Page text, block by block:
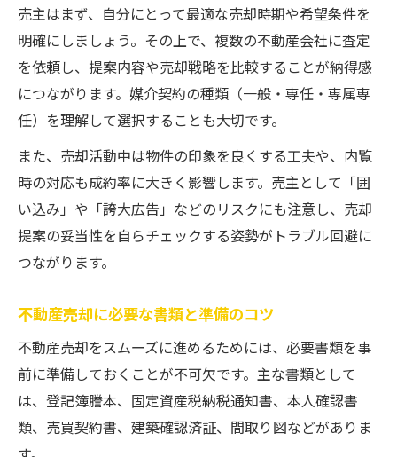
売主はまず、自分にとって最適な売却時期や希望条件を
明確にしましょう。その上で、複数の不動産会社に査定
を依頼し、提案内容や売却戦略を比較することが納得感
につながります。媒介契約の種類（一般・専任・専属専
任）を理解して選択することも大切です。
また、売却活動中は物件の印象を良くする工夫や、内覧
時の対応も成約率に大きく影響します。売主として「囲
い込み」や「誇大広告」などのリスクにも注意し、売却
提案の妥当性を自らチェックする姿勢がトラブル回避に
つながります。
不動産売却に必要な書類と準備のコツ
不動産売却をスムーズに進めるためには、必要書類を事
前に準備しておくことが不可欠です。主な書類として
は、登記簿謄本、固定資産税納税通知書、本人確認書
類、売買契約書、建築確認済証、間取り図などがありま